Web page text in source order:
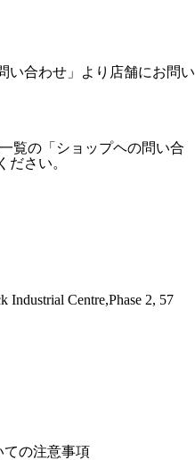
い合わせ」より店舗にお問い
覧の「ショップヘの問い合
ださい。
Industrial Centre,Phase 2, 57
ての注意事項